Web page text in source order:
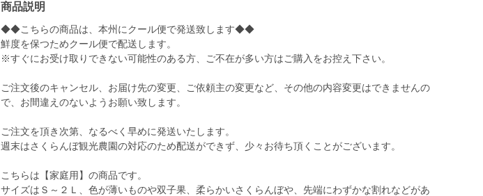
商品説明
◆◆こちらの商品は、本州にクール便で発送致します◆◆
鮮度を保つためクール便で配送します。
※すぐにお受け取りできない可能性のある方、ご不在が多い方はご購入をお控え下さい。
ご注文後のキャンセル、お届け先の変更、ご依頼主の変更など、その他の内容変更はできませんの
で、お間違えのないようお願い致します。
ご注文を頂き次第、なるべく早めに発送いたします。
週末はさくらんぼ観光農園の対応のため配送ができず、少々お待ち頂くことがございます。
こちらは【家庭用】の商品です。
サイズはＳ～２Ｌ、色が薄いものや双子果、柔らかいさくらんぼや、先端にわずかな割れなどがあ